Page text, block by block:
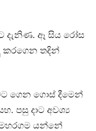
දැනිණ. ඈ සිය රෝස
තදින්
ගෙන ගොස් දීමෙන්
පසු දාට අවශ්‍ය
යන්නේ